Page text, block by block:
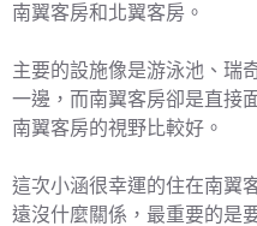
南翼客房和北翼客房。
主要的設施像是游泳池、瑞
一邊，而南翼客房卻是直接
南翼客房的視野比較好。
這次小涵很幸運的住在南翼
遠沒什麼關係，最重要的是